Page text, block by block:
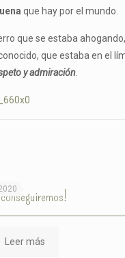
que hay por el mundo.
que se estaba
que estaba en el
y admiración
Leer más